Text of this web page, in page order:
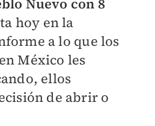
Nuevo con 8
hoy en la
a lo que los
México les
ellos
de abrir o